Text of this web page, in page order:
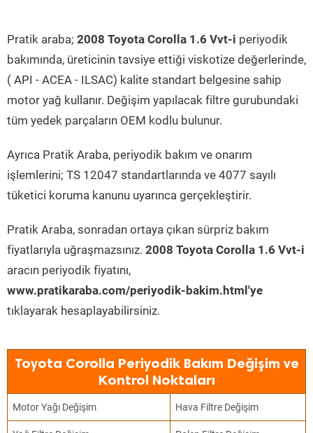
Pratik araba; 2008 Toyota Corolla 1.6 Vvt-i periyodik
bakımında, üreticinin tavsiye ettiği viskotize değerlerinde,
( API - ACEA - ILSAC) kalite standart belgesine sahip
motor yağ kullanır. Değişim yapılacak filtre gurubundaki
tüm yedek parçaların OEM kodlu bulunur.
Ayrıca Pratik Araba, periyodik bakım ve onarım
işlemlerini; TS 12047 standartlarında ve 4077 sayılı
tüketici koruma kanunu uyarınca gerçekleştirir.
Pratik Araba, sonradan ortaya çıkan sürpriz bakım
fiyatlarıyla uğraşmazsınız. 2008 Toyota Corolla 1.6 Vvt-i
aracın periyodik fiyatını,
www.pratikaraba.com/periyodik-bakim.html'ye
tıklayarak hesaplayabilirsiniz.
Toyota Corolla Periyodik Bakım Değişim ve
Kontrol Noktaları
Motor Yağı Değişim Hava Filtre Değişim